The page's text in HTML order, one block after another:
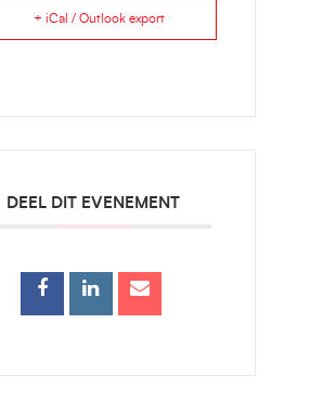
+ iCal / Outlook export
DEEL DIT EVENEMENT